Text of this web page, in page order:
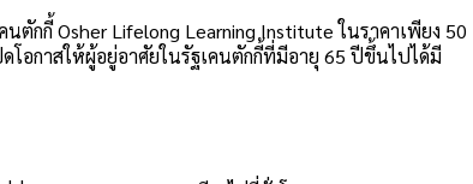
ตักกี้ Osher Lifelong Learning Institute ในราคาเพียง 50
โอกาสให้ผู้อยู่อาศัยในรัฐเคนตักกี้ที่มีอายุ 65 ปีขึ้นไปได้มี